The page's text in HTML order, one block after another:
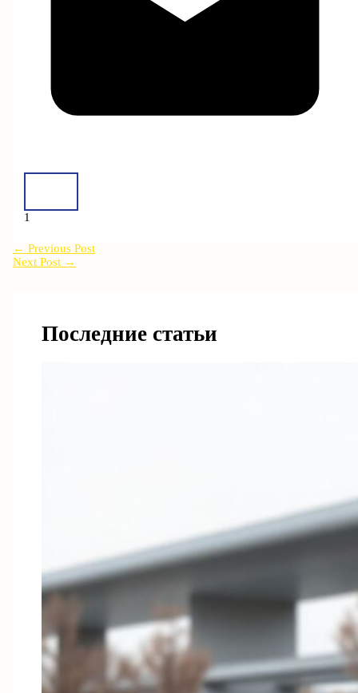
1
← Previous Post
Next Post →
Последние статьи